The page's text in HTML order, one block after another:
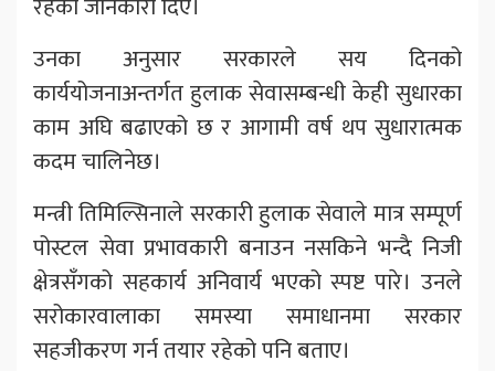
उनका अनुसार सरकारले सय दिनको
कार्ययोजनाअन्तर्गत हुलाक सेवासम्बन्धी केही सुधारका
काम अघि बढाएको छ र आगामी वर्ष थप सुधारात्मक
कदम चालिनेछ।
मन्त्री तिमिल्सिनाले सरकारी हुलाक सेवाले मात्र सम्पूर्ण
पोस्टल सेवा प्रभावकारी बनाउन नसकिने भन्दै निजी
क्षेत्रसँगको सहकार्य अनिवार्य भएको स्पष्ट पारे। उनले
सरोकारवालाका समस्या समाधानमा सरकार
सहजीकरण गर्न तयार रहेको पनि बताए।